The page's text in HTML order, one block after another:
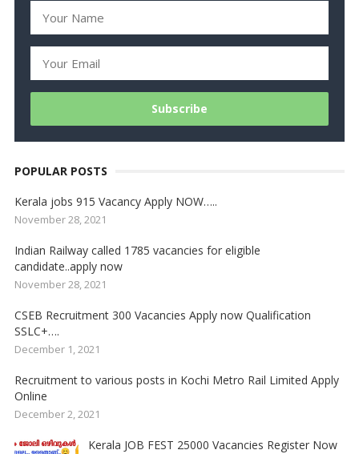
POPULAR POSTS
Kerala jobs 915 Vacancy Apply NOW…..
November 28, 2021
Indian Railway called 1785 vacancies for eligible
candidate..apply now
November 28, 2021
CSEB Recruitment 300 Vacancies Apply now Qualification
SSLC+….
December 1, 2021
Recruitment to various posts in Kochi Metro Rail Limited Apply
Online
December 2, 2021
Kerala JOB FEST 25000 Vacancies Register Now